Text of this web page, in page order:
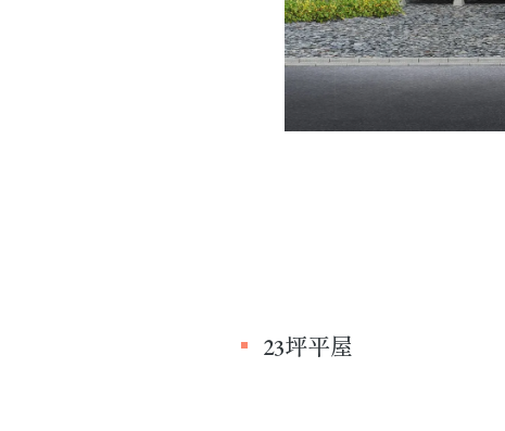
23坪平屋